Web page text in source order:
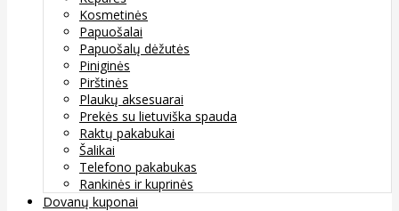
Kosmetinės
Papuošalai
Papuošalų dėžutės
Piniginės
Pirštinės
Plaukų aksesuarai
Prekės su lietuviška spauda
Raktų pakabukai
Šalikai
Telefono pakabukas
Rankinės ir kuprinės
Dovanų kuponai